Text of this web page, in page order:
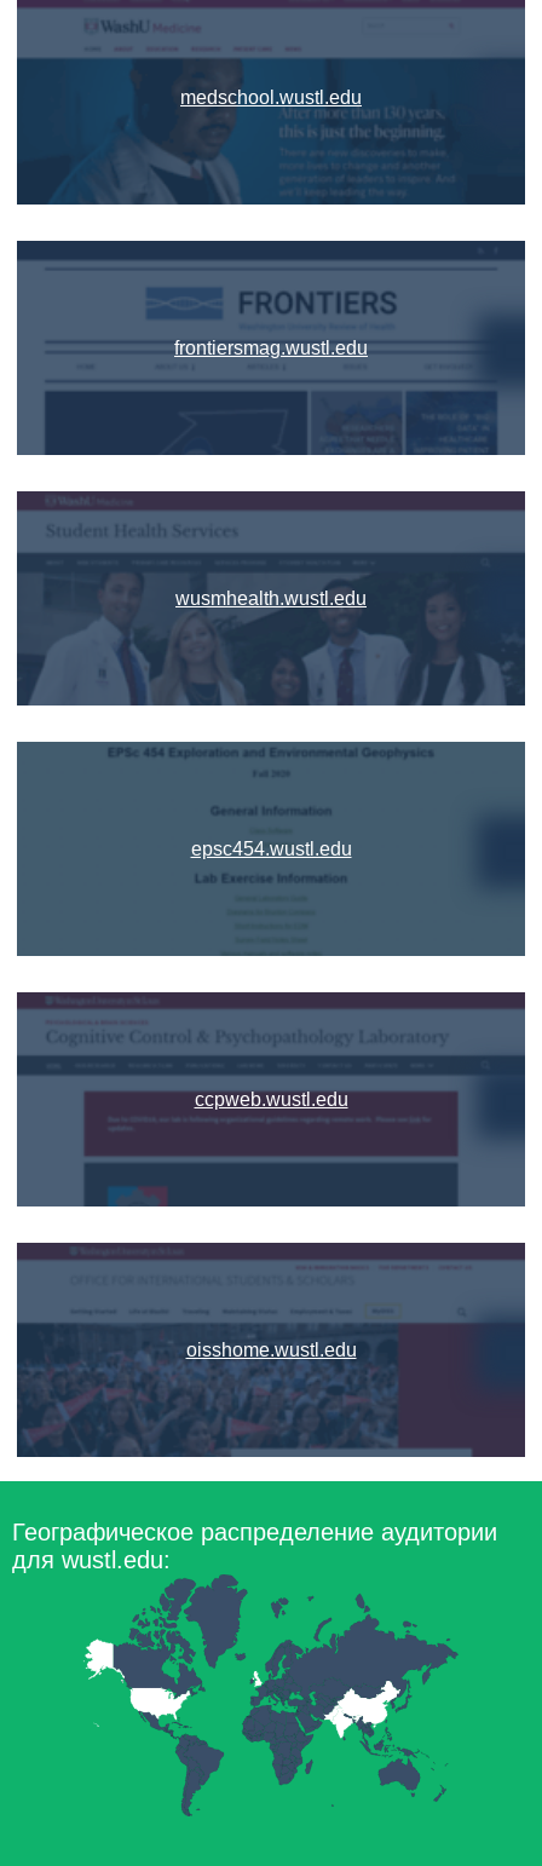
medschool.wustl.edu
frontiersmag.wustl.edu
wusmhealth.wustl.edu
epsc454.wustl.edu
ccpweb.wustl.edu
oisshome.wustl.edu
Географическое распределение аудитории
для wustl.edu: